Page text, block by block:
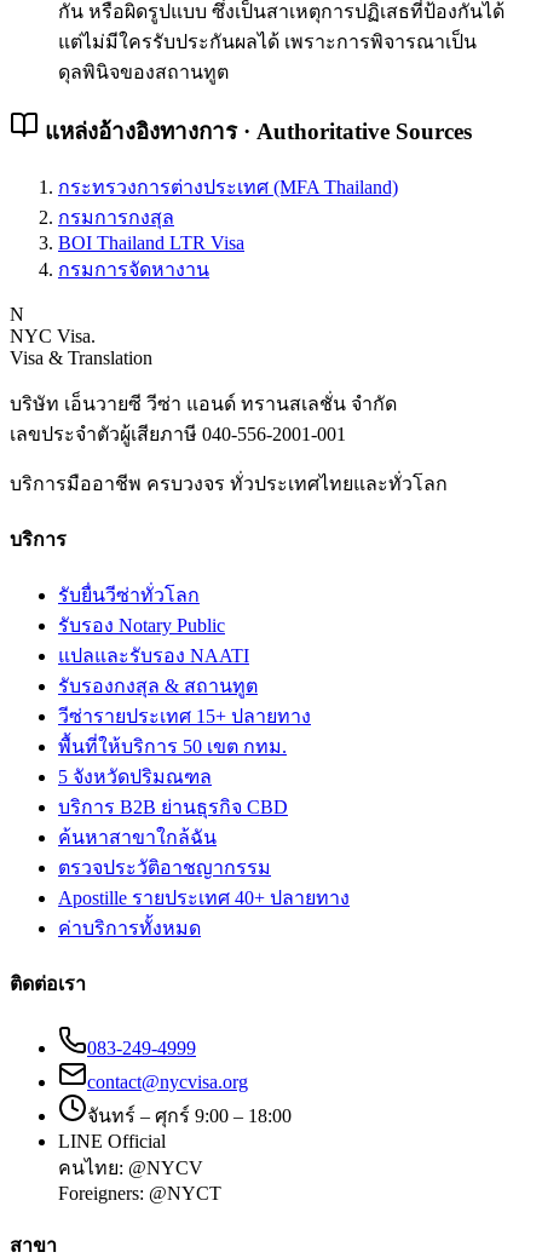
กัน หรือผิดรูปแบบ ซึ่งเป็นสาเหตุการปฏิเสธที่ป้องกันได้
แต่ไม่มีใครรับประกันผลได้ เพราะการพิจารณาเป็น
ดุลพินิจของสถานทูต
แหล่งอ้างอิงทางการ · Authoritative Sources
กระทรวงการต่างประเทศ (MFA Thailand)
กรมการกงสุล
BOI Thailand LTR Visa
กรมการจัดหางาน
N
NYC Visa.
Visa & Translation
บริษัท เอ็นวายซี วีซ่า แอนด์ ทรานสเลชั่น จำกัด
เลขประจำตัวผู้เสียภาษี 040-556-2001-001
บริการมืออาชีพ ครบวงจร ทั่วประเทศไทยและทั่วโลก
บริการ
รับยื่นวีซ่าทั่วโลก
รับรอง Notary Public
แปลและรับรอง NAATI
รับรองกงสุล & สถานทูต
วีซ่ารายประเทศ 15+ ปลายทาง
พื้นที่ให้บริการ 50 เขต กทม.
5 จังหวัดปริมณฑล
บริการ B2B ย่านธุรกิจ CBD
ค้นหาสาขาใกล้ฉัน
ตรวจประวัติอาชญากรรม
Apostille รายประเทศ 40+ ปลายทาง
ค่าบริการทั้งหมด
ติดต่อเรา
083-249-4999
contact@nycvisa.org
จันทร์ – ศุกร์ 9:00 – 18:00
LINE Official
คนไทย: @NYCV
Foreigners: @NYCT
สาขา